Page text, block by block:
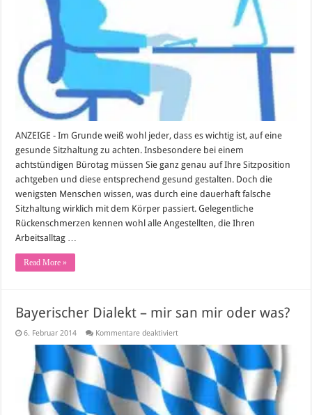
den
Rücken
ANZEIGE - Im Grunde weiß wohl jeder, dass es wichtig ist, auf eine
gesunde Sitzhaltung zu achten. Insbesondere bei einem
achtstündigen Bürotag müssen Sie ganz genau auf Ihre Sitzposition
achtgeben und diese entsprechend gesund gestalten. Doch die
wenigsten Menschen wissen, was durch eine dauerhaft falsche
Sitzhaltung wirklich mit dem Körper passiert. Gelegentliche
Rückenschmerzen kennen wohl alle Angestellten, die Ihren
Arbeitsalltag …
Read More »
Bayerischer Dialekt – mir san mir oder was?
6. Februar 2014 Kommentare deaktiviertfür
Dialekt
–
mir
san
mir
oder
was?